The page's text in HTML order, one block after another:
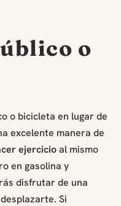
o
o bicicleta en lugar de
excelente manera de
ejercicioal mismo
en gasolina y
disfrutar de una
Si